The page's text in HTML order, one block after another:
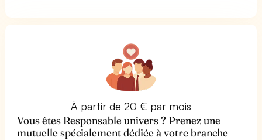
À partir de 20 € par mois
Vous êtes Responsable univers ? Prenez une
mutuelle spécialement dédiée à votre branche